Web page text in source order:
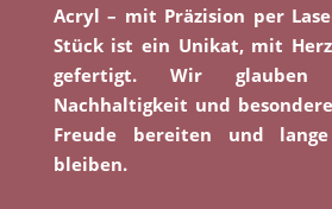
Acryl – mit Präzision per
Stück ist ein Unikat, mit
gefertigt. Wir
Nachhaltigkeit und
Freude bereiten und
bleiben.